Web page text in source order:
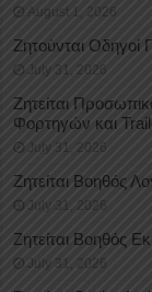
August 1, 2026
Ζητούνται
July 31, 2026
Ζητείται
Φορτηγών και
July 31, 2026
Ζητείται Βοηθός
July 31, 2026
Ζητείται Βοηθός
July 31, 2026